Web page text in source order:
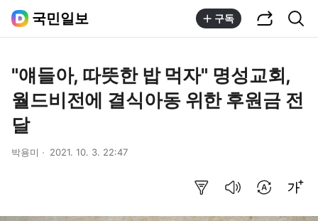
국민일보 구독
"얘들아, 따뜻한 밥 먹자" 명성교회,
월드비전에 결식아동 위한 후원금 전
달
박용미 2021. 10. 3. 22:47